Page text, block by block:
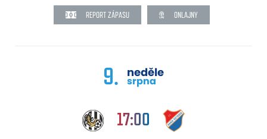
REPORT ZÁPASU ONLAJNY
9. neděle
srpna
17:00